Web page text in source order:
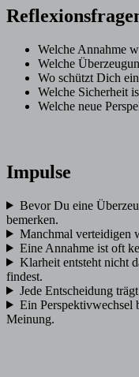
Welche Annahme
Welche
Wo schützt Dich
Welche Sicherheit
Welche neue
Impulse
Bevor Du eine
bemerken.
Manchmal verteidigen
Eine Annahme ist oft
Klarheit entsteht nicht
findest.
Jede Entscheidung
Ein Perspektivwechsel
Meinung.